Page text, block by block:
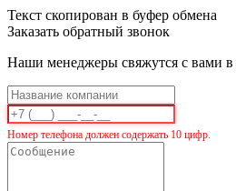
Текст скопирован в буфер обмена
Заказать обратный звонок
Наши менеджеры свяжутся с вами
Номер телефона должен содержать 10 цифр.